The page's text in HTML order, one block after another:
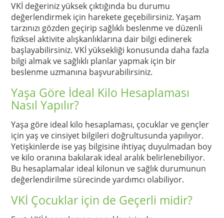
VKİ değeriniz yüksek çıktığında bu durumu
değerlendirmek için harekete geçebilirsiniz. Yaşam
tarzınızı gözden geçirip sağlıklı beslenme ve düzenli
fiziksel aktivite alışkanlıklarına dair bilgi edinerek
başlayabilirsiniz. VKİ yüksekliği konusunda daha fazla
bilgi almak ve sağlıklı planlar yapmak için bir
beslenme uzmanına başvurabilirsiniz.
Yaşa Göre İdeal Kilo Hesaplaması
Nasıl Yapılır?
Yaşa göre ideal kilo hesaplaması, çocuklar ve gençler
için yaş ve cinsiyet bilgileri doğrultusunda yapılıyor.
Yetişkinlerde ise yaş bilgisine ihtiyaç duyulmadan boy
ve kilo oranına bakılarak ideal aralık belirlenebiliyor.
Bu hesaplamalar ideal kilonun ve sağlık durumunun
değerlendirilme sürecinde yardımcı olabiliyor.
VKİ Çocuklar için de Geçerli midir?